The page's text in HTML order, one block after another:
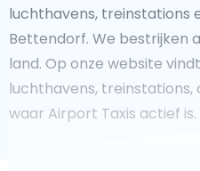
luchthavens, treinstations
Bettendorf. We bestrijken
land. Op onze website
luchthavens, treinstations,
waar Airport Taxis actief is.